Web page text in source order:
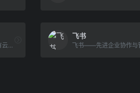
渲云云渲染是目前国内唯一一家全面拥抱公有云的云渲染农场,致力于为效果图用户和影视动画用户提供专业高效的自助式云渲染服务.渲云云渲染农场按照核小时计费,能够无缝对接3d Max软件,支持vray渲染器、corona渲染器.《长津湖》、《金刚川》、《我和我的祖国》及《诛仙I》等热门大片的后期渲染任务,均由渲云担纲.
飞书